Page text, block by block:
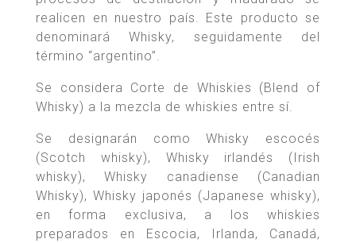
realicen en nuestro país. Este producto se
denominará Whisky, seguidamente del
término “argentino”.
Se considera Corte de Whiskies (Blend of
Whisky) a la mezcla de whiskies entre sí.
Se designarán como Whisky escocés
(Scotch whisky), Whisky irlandés (Irish
whisky), Whisky canadiense (Canadian
Whisky), Whisky japonés (Japanese whisky),
en forma exclusiva, a los whiskies
preparados en Escocia, Irlanda, Canadá,